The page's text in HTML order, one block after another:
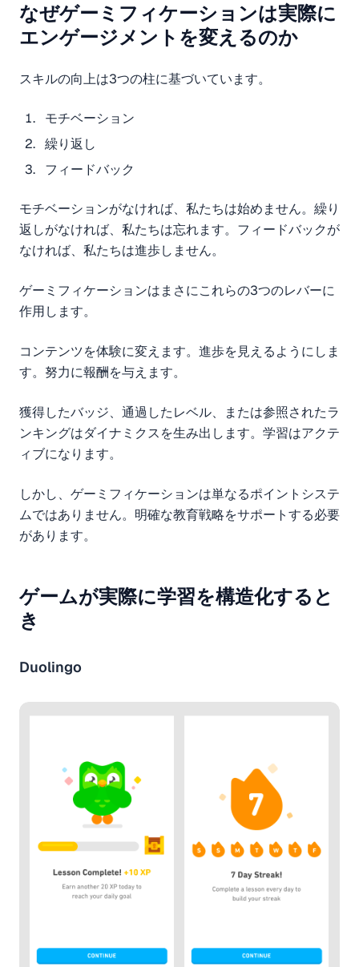
なぜゲーミフィケーションは実際に
エンゲージメントを変えるのか
スキルの向上は3つの柱に基づいています。
モチベーション
繰り返し
フィードバック
モチベーションがなければ、私たちは始めません。繰り
返しがなければ、私たちは忘れます。フィードバックが
なければ、私たちは進歩しません。
ゲーミフィケーションはまさにこれらの3つのレバーに
作用します。
コンテンツを体験に変えます。進歩を見えるようにしま
す。努力に報酬を与えます。
獲得したバッジ、通過したレベル、または参照されたラ
ンキングはダイナミクスを生み出します。学習はアクテ
ィブになります。
しかし、ゲーミフィケーションは単なるポイントシステ
ムではありません。明確な教育戦略をサポートする必要
があります。
ゲームが実際に学習を構造化すると
き
Duolingo